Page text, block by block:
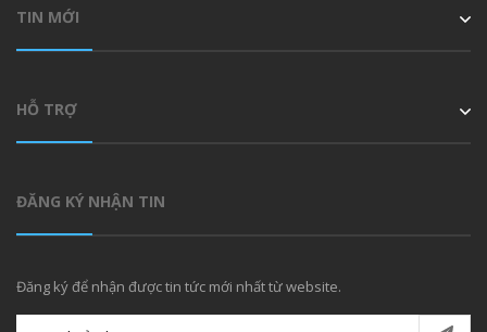
TIN MỚI
HỖ TRỢ
ĐĂNG KÝ NHẬN TIN
Đăng ký để nhận được tin tức mới nhất từ website.